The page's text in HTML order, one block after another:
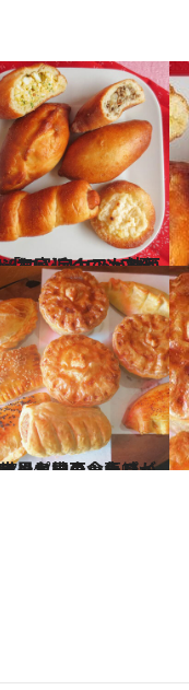
ロシア発見！ 「ロシアカフェ神戸ミーシカ」
が作る世界各国の食事パイとスイーツ神戸・魚崎「グランピーキッチン」